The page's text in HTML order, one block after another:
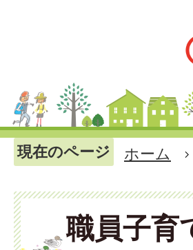
現在のページ ホーム
職員子育